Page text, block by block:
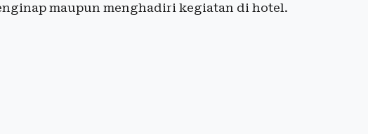
maupun menghadiri kegiatan di hotel.